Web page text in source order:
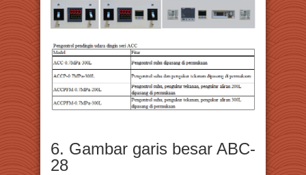
6. Gambar garis besar ABC-
28